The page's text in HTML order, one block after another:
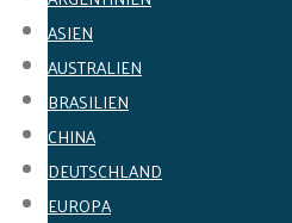
ASIEN
AUSTRALIEN
BRASILIEN
CHINA
DEUTSCHLAND
EUROPA